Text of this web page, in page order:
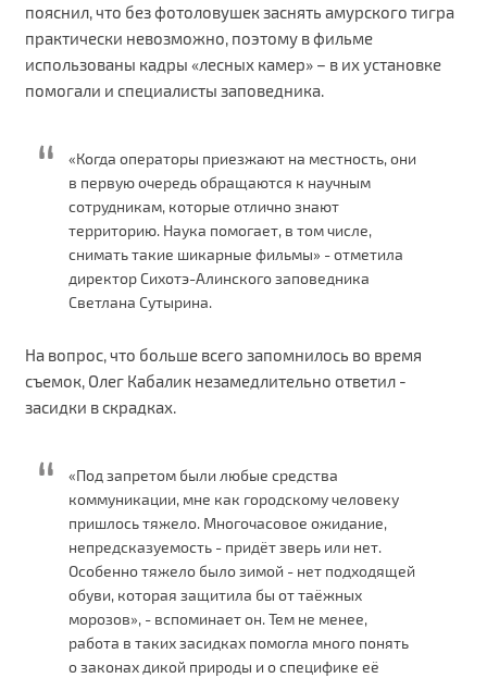
пояснил, что без фотоловушек заснять амурского тигра
практически невозможно, поэтому в фильме
использованы кадры «лесных камер» – в их установке
помогали и специалисты заповедника.
«Когда операторы приезжают на местность, они
в первую очередь обращаются к научным
сотрудникам, которые отлично знают
территорию. Наука помогает, в том числе,
снимать такие шикарные фильмы» - отметила
директор Сихотэ-Алинского заповедника
Светлана Сутырина.
На вопрос, что больше всего запомнилось во время
съемок, Олег Кабалик незамедлительно ответил -
засидки в скрадках.
«Под запретом были любые средства
коммуникации, мне как городскому человеку
пришлось тяжело. Многочасовое ожидание,
непредсказуемость - придёт зверь или нет.
Особенно тяжело было зимой - нет подходящей
обуви, которая защитила бы от таёжных
морозов», - вспоминает он. Тем не менее,
работа в таких засидках помогла много понять
о законах дикой природы и о специфике её